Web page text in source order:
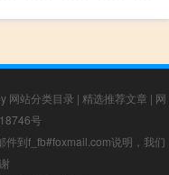
网站分类目录 | 精选推荐文章 | 网
号
件到f_fb#foxmail.com说明，我们